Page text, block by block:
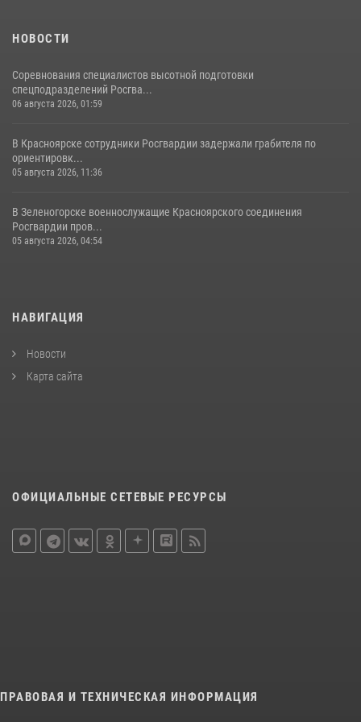
НОВОСТИ
Соревнования специалистов высотной подготовки
спецподразделений Росгва...
06 августа 2026, 01:59
В Красноярске сотрудники Росгвардии задержали грабителя по
ориентировк...
05 августа 2026, 11:36
В Зеленогорске военнослужащие Красноярского соединения
Росгвардии пров...
05 августа 2026, 04:54
НАВИГАЦИЯ
Новости
Карта сайта
ОФИЦИАЛЬНЫЕ СЕТЕВЫЕ РЕСУРСЫ
ПРАВОВАЯ И ТЕХНИЧЕСКАЯ ИНФОРМАЦИЯ